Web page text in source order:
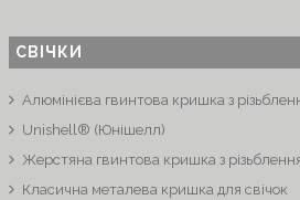
СВІЧКИ
Алюмінієва гвинтова кришка з
Unishell® (Юнішелл)
Жерстяна гвинтова кришка з
Класична металева кришка для свічок